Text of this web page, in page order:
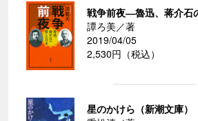
戦争前夜―魯迅、蒋介石
譚ろ美／著
2019/04/05
2,530円（税込）
星のかけら（新潮文庫）